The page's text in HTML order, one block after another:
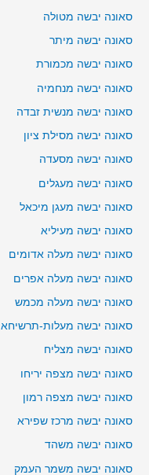
סאונה יבשה מטולה
סאונה יבשה מיתר
סאונה יבשה מכמורת
סאונה יבשה מנחמיה
סאונה יבשה מנשית זבדה
סאונה יבשה מסילת ציון
סאונה יבשה מסעדה
סאונה יבשה מעגלים
סאונה יבשה מעגן מיכאל
סאונה יבשה מעיליא
סאונה יבשה מעלה אדומים
סאונה יבשה מעלה אפרים
סאונה יבשה מעלה מכמש
סאונה יבשה מעלות-תרשיחא
סאונה יבשה מצליח
סאונה יבשה מצפה יריחו
סאונה יבשה מצפה רמון
סאונה יבשה מרכז שפירא
סאונה יבשה משהד
סאונה יבשה משמר העמק